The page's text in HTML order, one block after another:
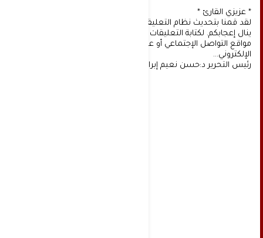
* عزيزي القارئ *
لقد قمنا بتحديث نظام التعليقات على موقعنا، ونأمل أن
ينال إعجابكم. لكتابة التعليقات يجب أولا التسجيل عن طريق
مواقع التواصل الإجتماعي أو عن طريق خدمة البريد
الإلكتروني...
رئيس التحرير د:حسن نعيم إبراهيم.